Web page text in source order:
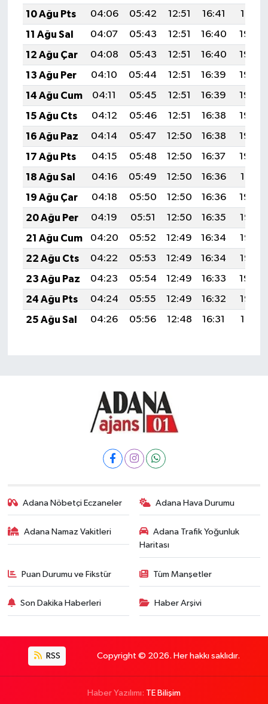
10 Ağu Pts
04:06 05:42 12:51 16:41
19:51
11 Ağu Sal
04:07 05:43 12:51 16:40
19:50
12 Ağu Çar
04:08 05:43 12:51 16:40
19:49
13 Ağu Per
04:10 05:44 12:51 16:39
19:48
14 Ağu Cum
04:11 05:45 12:51 16:39
19:46
15 Ağu Cts
04:12 05:46 12:51 16:38
19:45
16 Ağu Paz
04:14 05:47 12:50 16:38
19:44
17 Ağu Pts
04:15 05:48 12:50 16:37
19:42
18 Ağu Sal
04:16 05:49 12:50 16:36
19:41
19 Ağu Çar
04:18 05:50 12:50 16:36
19:40
20 Ağu Per
04:19 05:51 12:50 16:35
19:38
21 Ağu Cum
04:20 05:52 12:49 16:34
19:37
22 Ağu Cts
04:22 05:53 12:49 16:34
19:35
23 Ağu Paz
04:23 05:54 12:49 16:33
19:34
24 Ağu Pts
04:24 05:55 12:49 16:32
19:32
25 Ağu Sal
04:26 05:56 12:48 16:31 19:31
Adana Nöbetçi Eczaneler Adana Hava Durumu
Adana Namaz Vakitleri
Adana Trafik Yoğunluk
Haritası
Puan Durumu ve Fikstür Tüm Manşetler
Son Dakika Haberleri Haber Arşivi
RSS Copyright © 2026. Her hakkı saklıdır.
Haber Yazılımı: TE Bilişim